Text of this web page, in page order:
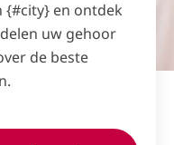
{#city} en ontdek
uw gehoor
de beste